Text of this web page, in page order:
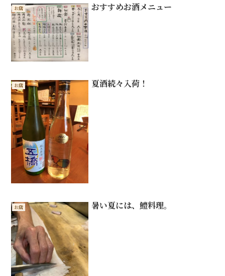
お店 おすすめお酒メニュー
お店 夏酒続々入荷！
お店 暑い夏には、鱧料理。